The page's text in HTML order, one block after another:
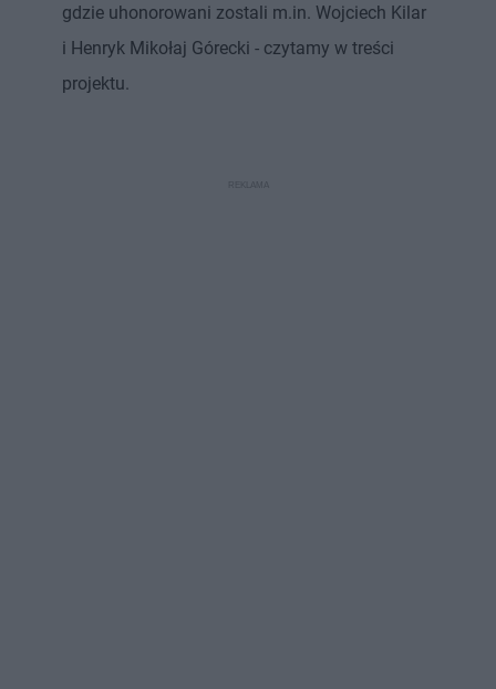
gdzie uhonorowani zostali m.in. Wojciech Kilar
i Henryk Mikołaj Górecki - czytamy w treści
projektu.